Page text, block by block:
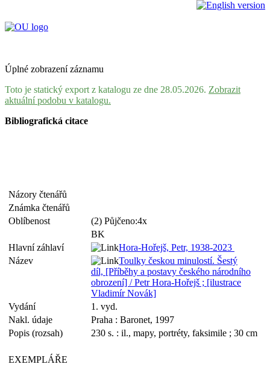
Úplné zobrazení záznamu
Toto je statický export z katalogu ze dne 28.05.2026. Zobrazit
aktuální podobu v katalogu.
Bibliografická citace
Názory čtenářů
Známka čtenářů
Oblíbenost
(2) Půjčeno:4x
BK
Hlavní záhlaví
Hora-Hořejš, Petr, 1938-2023
Název
Toulky českou minulostí. Šestý
díl, [Příběhy a postavy českého národního
obrození] / Petr Hora-Hořejš ; [ilustrace
Vladimír Novák]
Vydání
1. vyd.
Nakl. údaje
Praha : Baronet, 1997
Popis (rozsah)
230 s. : il., mapy, portréty, faksimile ; 30 cm
EXEMPLÁŘE